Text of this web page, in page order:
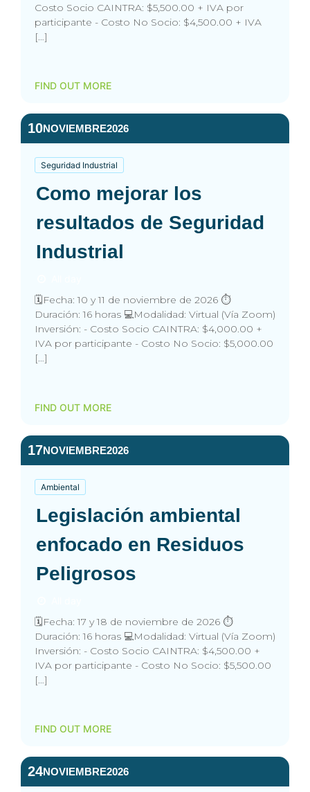
Costo Socio CAINTRA: $5,500.00 + IVA por
participante - Costo No Socio: $4,500.00 + IVA
[…]
FIND OUT MORE
10NOVIEMBRE2026
Seguridad Industrial
Como mejorar los
resultados de Seguridad
Industrial
🗓️Fecha: 10 y 11 de noviembre de 2026 ⏱️
Duración: 16 horas 💻Modalidad: Virtual (Vía Zoom)
Inversión: - Costo Socio CAINTRA: $4,000.00 +
IVA por participante - Costo No Socio: $5,000.00
[…]
FIND OUT MORE
17NOVIEMBRE2026
Ambiental
Legislación ambiental
enfocado en Residuos
Peligrosos
🗓️Fecha: 17 y 18 de noviembre de 2026 ⏱️
Duración: 16 horas 💻Modalidad: Virtual (Vía Zoom)
Inversión: - Costo Socio CAINTRA: $4,500.00 +
IVA por participante - Costo No Socio: $5,500.00
[…]
FIND OUT MORE
24NOVIEMBRE2026